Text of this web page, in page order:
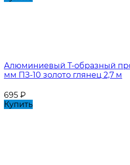
Алюминиевый Т-образный
мм ПЗ-10 золото глянец 2,7 м
695 ₽
Купить